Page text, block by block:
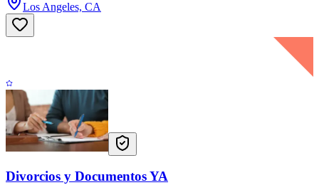
Los Angeles, CA
Divorcios y Documentos YA